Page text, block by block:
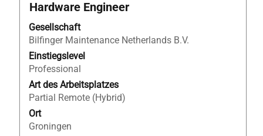
Stellenbezeichnung
Hardware Engineer
Gesellschaft
Bilfinger Maintenance Netherlands B.V.
Einstiegslevel
Professional
Art des Arbeitsplatzes
Partial Remote (Hybrid)
Ort
Groningen
Drücken
die
Leertaste,
um
die
Stelleninformationen
vollständig
anzuzeigen.